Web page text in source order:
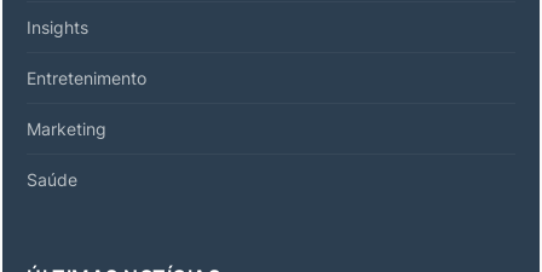
Insights
Entretenimento
Marketing
Saúde